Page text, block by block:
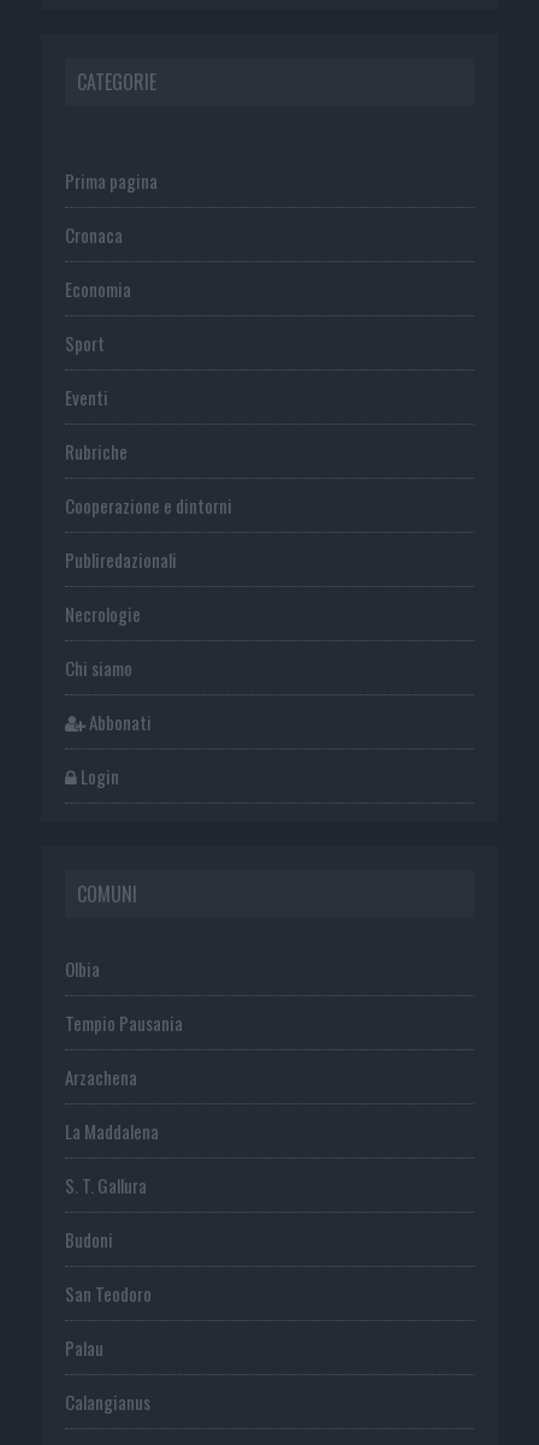
CATEGORIE
Prima pagina
Cronaca
Economia
Sport
Eventi
Rubriche
Cooperazione e dintorni
Publiredazionali
Necrologie
Chi siamo
Abbonati
Login
COMUNI
Olbia
Tempio Pausania
Arzachena
La Maddalena
S. T. Gallura
Budoni
San Teodoro
Palau
Calangianus